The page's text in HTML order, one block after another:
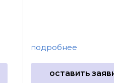
подробнее
оставить